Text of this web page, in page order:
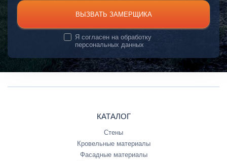
ВЫЗВАТЬ ЗАМЕРЩИКА
Я согласен наобработку
персональных данных
КАТАЛОГ
Стены
Кровельные материалы
Фасадные материалы